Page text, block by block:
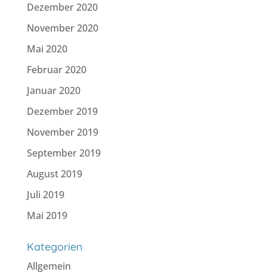
Dezember 2020
November 2020
Mai 2020
Februar 2020
Januar 2020
Dezember 2019
November 2019
September 2019
August 2019
Juli 2019
Mai 2019
Kategorien
Allgemein